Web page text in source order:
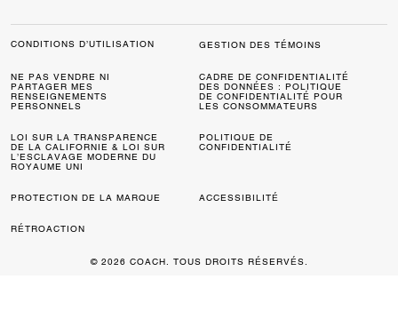
CONDITIONS D’UTILISATION GESTION DES TÉMOINS
NE PAS VENDRE NI
PARTAGER MES
RENSEIGNEMENTS
PERSONNELS
CADRE DE CONFIDENTIALITÉ
DES DONNÉES : POLITIQUE
DE CONFIDENTIALITÉ POUR
LES CONSOMMATEURS
LOI SUR LA TRANSPARENCE
DE LA CALIFORNIE & LOI SUR
L’ESCLAVAGE MODERNE DU
ROYAUME UNI
POLITIQUE DE
CONFIDENTIALITÉ
PROTECTION DE LA MARQUE ACCESSIBILITÉ
RÉTROACTION
© 2026 COACH. TOUS DROITS RÉSERVÉS.